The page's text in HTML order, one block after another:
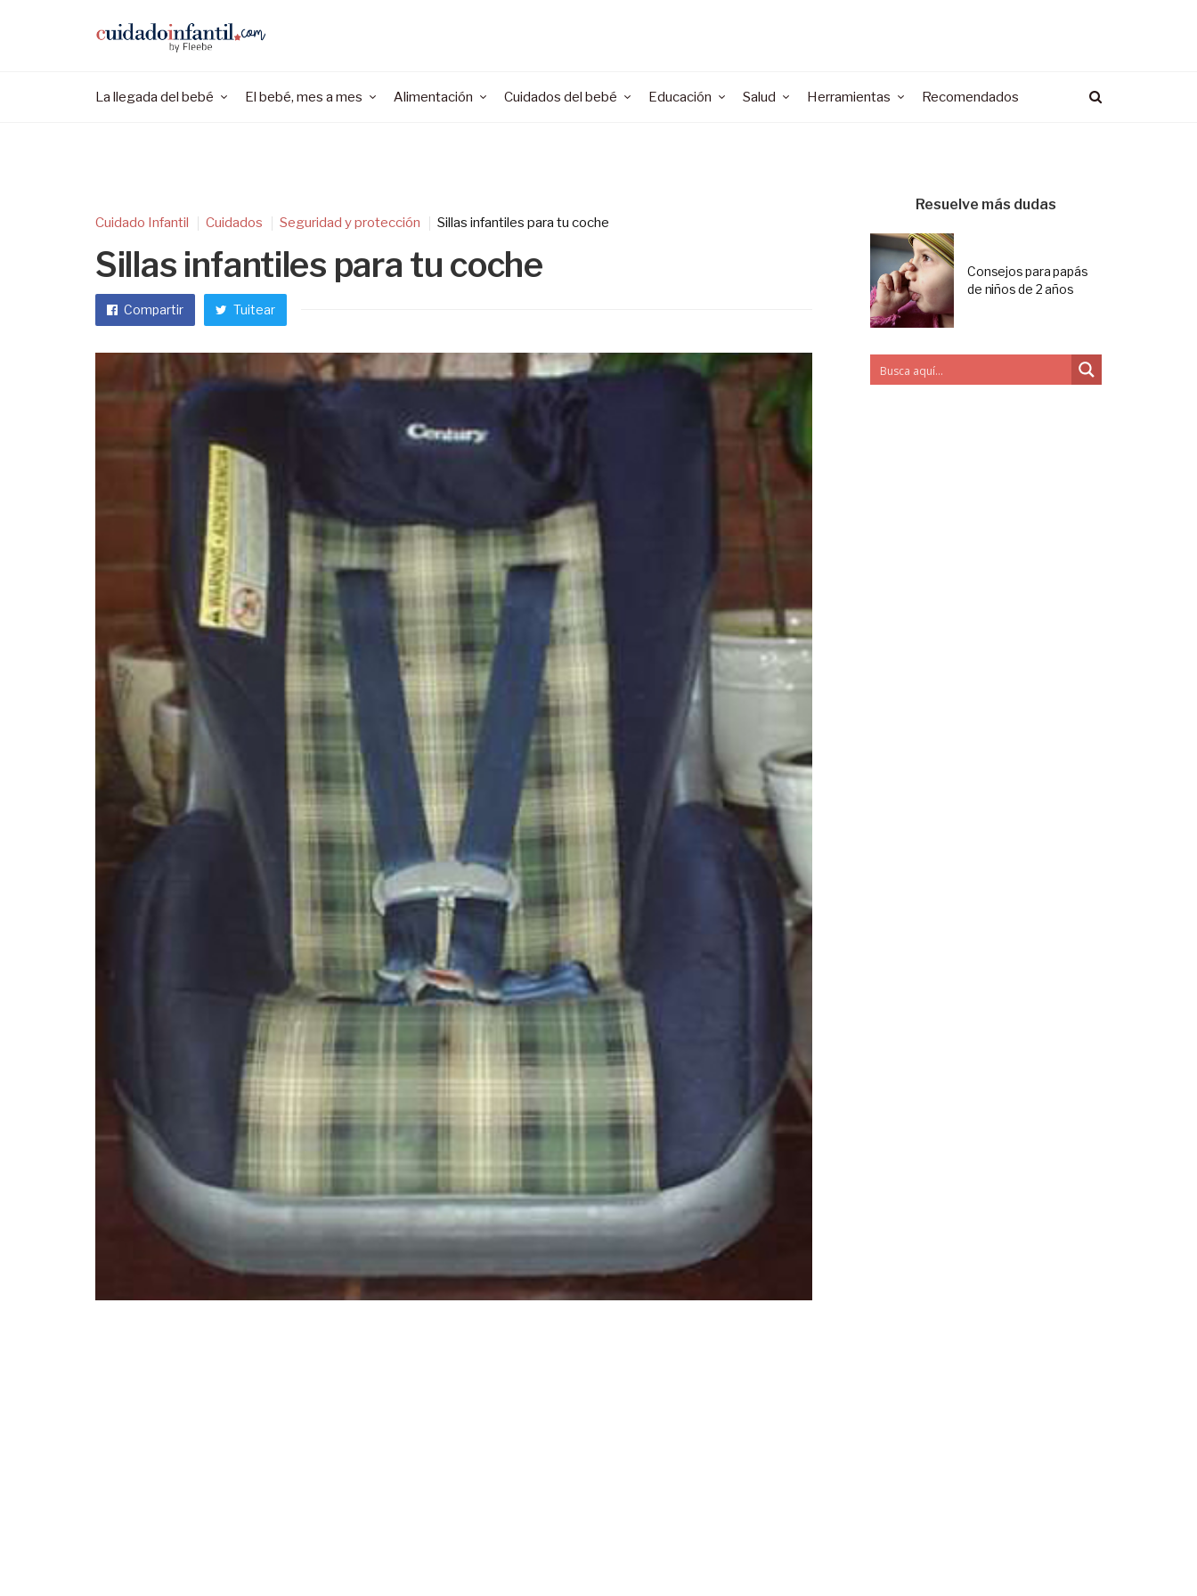
La llegada del bebé El bebé, mes a mes Alimentación Cuidados del bebé Educación Salud Herramientas Recomendados
Cuidado Infantil Cuidados Seguridad y protección Sillas infantiles para tu coche
Sillas infantiles para tu coche
Compartir Tuitear
Resuelve más dudas
Consejos para papás
de niños de 2 años